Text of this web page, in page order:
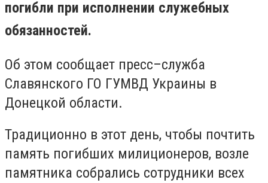
погибли при исполнении служебных
обязанностей.
Об этом сообщает пресс–служба
Славянского ГО ГУМВД Украины в
Донецкой области.
Традиционно в этот день, чтобы почтить
память погибших милиционеров, возле
памятника собрались сотрудники всех